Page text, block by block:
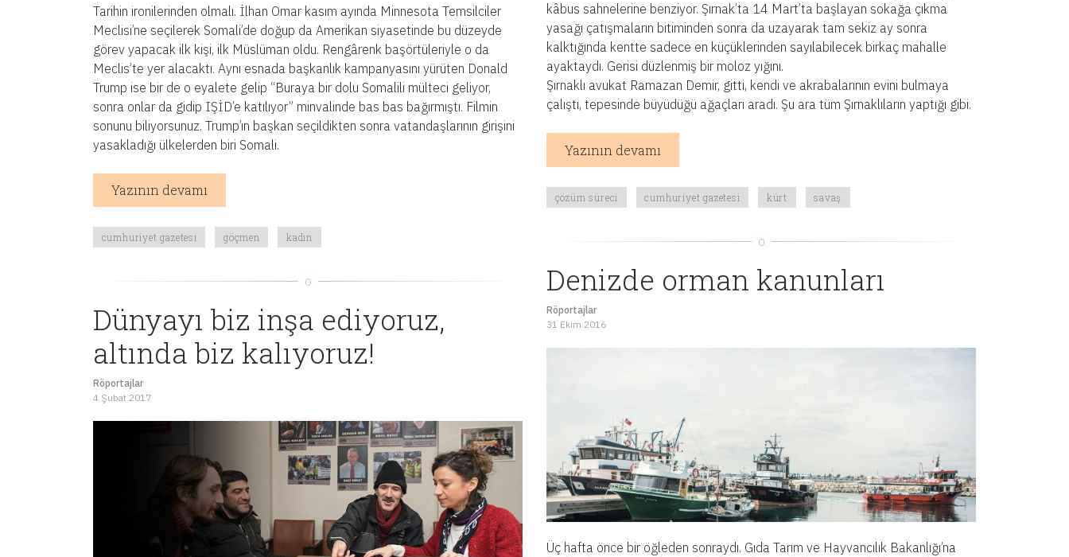
Tarihin ironilerinden olmalı. İlhan Omar kasım ayında Minnesota Temsilciler
Meclisi’ne seçilerek Somali’de doğup da Amerikan siyasetinde bu düzeyde
görev yapacak ilk kişi, ilk Müslüman oldu. Rengârenk başörtüleriyle o da
Meclis’te yer alacaktı. Aynı esnada başkanlık kampanyasını yürüten Donald
Trump ise bir de o eyalete gelip “Buraya bir dolu Somalili mülteci geliyor,
sonra onlar da gidip IŞİD’e katılıyor” minvalinde bas bas bağırmıştı. Filmin
sonunu biliyorsunuz. Trump’ın başkan seçildikten sonra vatandaşlarının girişini
yasakladığı ülkelerden biri Somali.
Yazının devamı
cumhuriyet gazetesi göçmen kadın
Dünyayı biz inşa ediyoruz,
altında biz kalıyoruz!
Röportajlar
4 Şubat 2017
kâbus sahnelerine benziyor. Şırnak’ta 14 Mart’ta başlayan sokağa çıkma
yasağı çatışmaların bitiminden sonra da uzayarak tam sekiz ay sonra
kalktığında kentte sadece en küçüklerinden sayılabilecek birkaç mahalle
ayaktaydı. Gerisi düzlenmiş bir moloz yığını.
Şırnaklı avukat Ramazan Demir, gitti, kendi ve akrabalarının evini bulmaya
çalıştı, tepesinde büyüdüğü ağaçları aradı. Şu ara tüm Şırnaklıların yaptığı gibi.
Yazının devamı
çözüm süreci cumhuriyet gazetesi kürt savaş
Denizde orman kanunları
Röportajlar
31 Ekim 2016
Üç hafta önce bir öğleden sonraydı. Gıda Tarım ve Hayvancılık Bakanlığı’na